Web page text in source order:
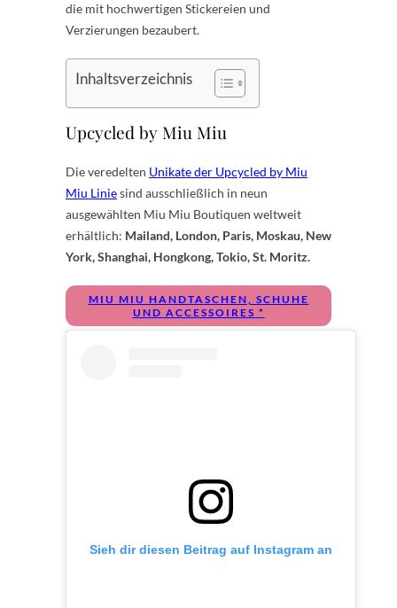
die mit hochwertigen Stickereien und
Verzierungen bezaubert.
Inhaltsverzeichnis
Upcycled by Miu Miu
Die veredelten Unikate der Upcycled by Miu
Miu Liniesind ausschließlich in neun
ausgewählten Miu Miu Boutiquen weltweit
erhältlich: Mailand, London, Paris, Moskau, New
York, Shanghai, Hongkong, Tokio, St. Moritz.
MIU MIU HANDTASCHEN, SCHUHE
UND ACCESSOIRES
Sieh dir diesen Beitrag auf Instagram an